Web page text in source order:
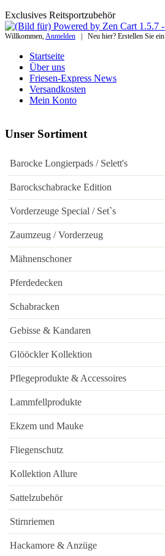
Exclusives Reitsportzubehör
Willkommen,Anmelden Neu hier? Erstellen Sie ein
Startseite
Über uns
Friesen-Express News
Versandkosten
Mein Konto
Unser Sortiment
Barocke Longierpads / Selett's
Barockschabracke Edition
Vorderzeuge Special / Set`s
Zaumzeug / Vorderzeug
Mähnenschoner
Pferdedecken
Schabracken
Gebisse & Kandaren
Glööckler Kollektion
Pflegeprodukte & Accessoires
Lammfellprodukte
Ekzem und Mauke
Fliegenschutz
Kollektion Allure
Sattelzubehör
Stirnriemen
Hackamore & Anzüge